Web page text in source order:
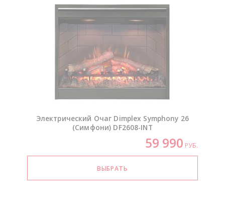
Электрический Очаг Dimplex Symphony 26
(Симфони) DF2608-INT
59 990 РУБ.